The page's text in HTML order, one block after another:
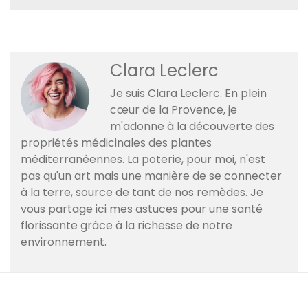
Clara Leclerc
Je suis Clara Leclerc. En plein
cœur de la Provence, je
m'adonne à la découverte des
propriétés médicinales des plantes
méditerranéennes. La poterie, pour moi, n'est
pas qu'un art mais une manière de se connecter
à la terre, source de tant de nos remèdes. Je
vous partage ici mes astuces pour une santé
florissante grâce à la richesse de notre
environnement.